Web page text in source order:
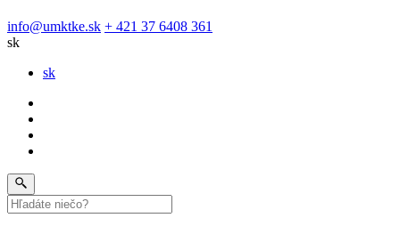
info@umktke.sk + 421 37 6408 361
sk
sk